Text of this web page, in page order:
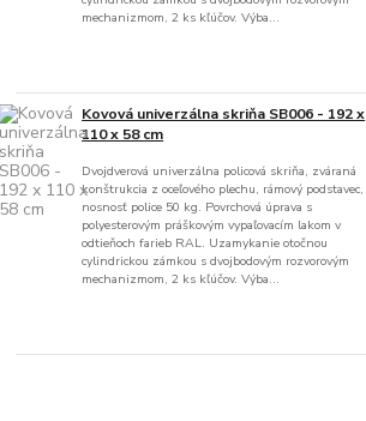
mechanizmom, 2 ks kľúčov. Výba...
Kovová univerzálna skriňa SB006 - 192 x
110 x 58 cm
Dvojdverová univerzálna policová skriňa, zváraná
konštrukcia z oceľového plechu, rámový podstavec,
nosnosť police 50 kg. Povrchová úprava s
polyesterovým práškovým vypaľovacím lakom v
odtieňoch farieb RAL. Uzamykanie otočnou
cylindrickou zámkou s dvojbodovým rozvorovým
mechanizmom, 2 ks kľúčov. Výba...